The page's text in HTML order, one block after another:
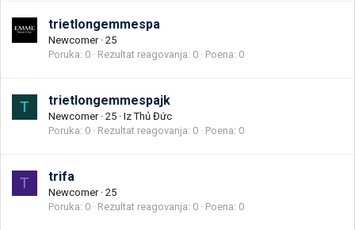
trietlongemmespa
Newcomer · 25
Poruka 0 Rezultat reagovanja 0 Poena 0
T trietlongemmespajk
Newcomer · 25 · IzThủ Đức
Poruka 0 Rezultat reagovanja 0 Poena 0
T trifa
Newcomer · 25
Poruka 0 Rezultat reagovanja 0 Poena 0